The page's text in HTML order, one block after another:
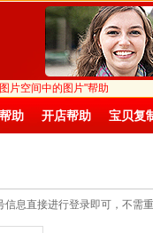
片空间中的图片"帮助
助 开店帮助 宝贝复
息直接进行登录即可，不需